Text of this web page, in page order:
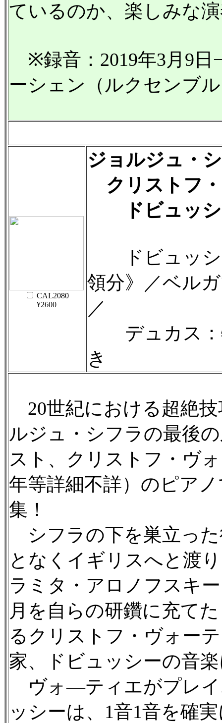
ているのか、楽しみな
※録音：2019年3月9日
ーシェン（ルクセンブ
CAL2080
¥2600
ジョルジュ・
クリストフ
ドビュッシ
ドビュッシ
領分》／ベル
／
デュカス：
き
20世紀における超絶
ルジュ・シフラの最後
スト、クリストフ・ヴ
年等詳細不詳）のピア
集！
シフラの下を巣立っ
となくイギリスへと渡
ラミタ・アロノフスキ
月を自らの研鑽に充て
るクリストフ・ヴォー
家、ドビュッシーの音
ヴォ—ティエがプレイ
ッシーは、1音1音を確